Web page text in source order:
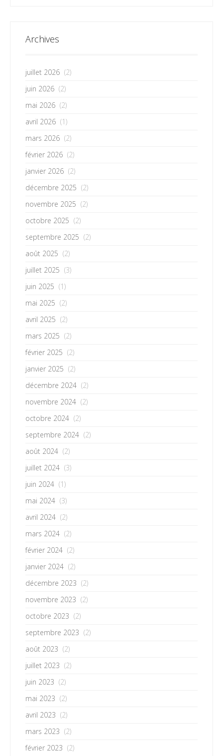
Archives
juillet 2026 (2)
juin 2026 (2)
mai 2026 (2)
avril 2026 (1)
mars 2026 (2)
février 2026 (2)
janvier 2026 (2)
décembre 2025 (2)
novembre 2025 (2)
octobre 2025 (2)
septembre 2025 (2)
août 2025 (2)
juillet 2025 (3)
juin 2025 (1)
mai 2025 (2)
avril 2025 (2)
mars 2025 (2)
février 2025 (2)
janvier 2025 (2)
décembre 2024 (2)
novembre 2024 (2)
octobre 2024 (2)
septembre 2024 (2)
août 2024 (2)
juillet 2024 (3)
juin 2024 (1)
mai 2024 (3)
avril 2024 (2)
mars 2024 (2)
février 2024 (2)
janvier 2024 (2)
décembre 2023 (2)
novembre 2023 (2)
octobre 2023 (2)
septembre 2023 (2)
août 2023 (2)
juillet 2023 (2)
juin 2023 (2)
mai 2023 (2)
avril 2023 (2)
mars 2023 (2)
février 2023 (2)